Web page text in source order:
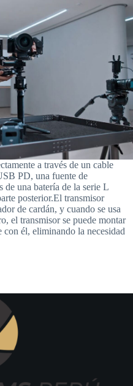
a través de un cable
PD, una fuente de
de una batería de la serie L
posterior.El transmisor
de cardán, y cuando se usa
el transmisor se puede montar
con él, eliminando la necesidad